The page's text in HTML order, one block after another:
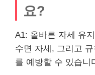
요?
A1: 올바른 자세 유
수면 자세, 그리고
를 예방할 수 있습니